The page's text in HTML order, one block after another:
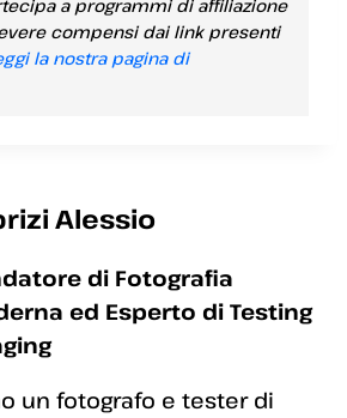
a programmi di affiliazione
compensi dai link presenti
la nostra pagina di
Alessio
di Fotografia
ed Esperto di Testing
un fotografo e tester di